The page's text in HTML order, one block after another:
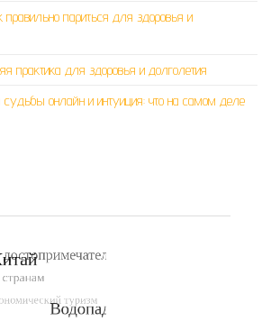
париться для здоровья и
практика для здоровья и долголетия
онлайн и интуиция: что на самом деле